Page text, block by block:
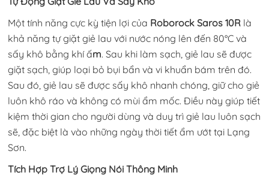
Một tính năng cực kỳ tiện lợi của Roborock Saros 10R là
khả năng tự giặt giẻ lau với nước nóng lên đến 80°C và
sấy khô bằng khí ấm. Sau khi làm sạch, giẻ lau sẽ được
giặt sạch, giúp loại bỏ bụi bẩn và vi khuẩn bám trên đó.
Sau đó, giẻ lau sẽ được sấy khô nhanh chóng, giữ cho giẻ
luôn khô ráo và không có mùi ẩm mốc. Điều này giúp tiết
kiệm thời gian cho người dùng và duy trì giẻ lau luôn sạch
sẽ, đặc biệt là vào những ngày thời tiết ẩm ướt tại Lạng
Sơn.
Tích Hợp Trợ Lý Giọng Nói Thông Minh